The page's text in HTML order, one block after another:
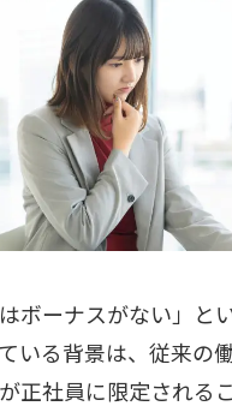
はボーナスがない」と
いる背景は、従来の
正社員に限定される